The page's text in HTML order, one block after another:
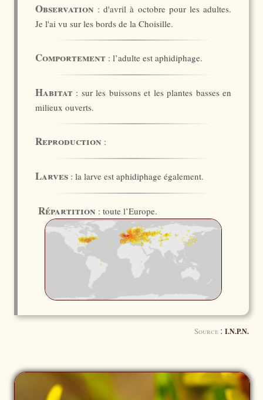
Observation : d'avril à octobre pour les adultes.
Je l'ai vu sur les bords de la Choisille.
Comportement : l’adulte est aphidiphage.
Habitat : sur les buissons et les plantes basses en
milieux ouverts.
Reproduction :
Larves : la larve est aphidiphage également.
Répartition : toute l’Europe.
Source : I.N.P.N.